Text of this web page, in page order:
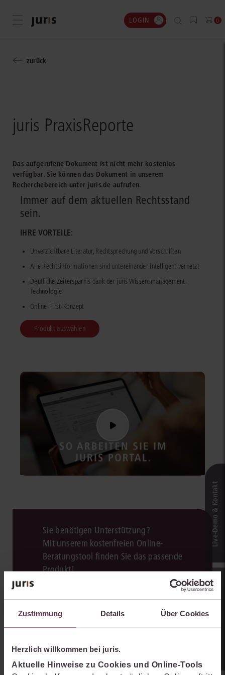
Zustimmung Details Über Cookies
Herzlich willkommen bei juris.
Aktuelle Hinweise zu Cookies und Online-Tools
Menü öffnen LOGIN 0
zurück
juris PraxisReporte
Das aufgerufene Dokument ist nicht mehr kostenlos
verfügbar. Sie können das Dokument in unserem
Recherchebereich unter juris.de aufrufen.
Immer auf dem aktuellen Rechtsstand
sein.
IHRE VORTEILE:
Unverzichtbare Literatur, Rechtsprechung und Vorschriften
Alle Rechtsinformationen sind untereinander intelligent vernetzt
Deutliche Zeitersparnis dank der juris Wissensmanagement-
Technologie
Online-First-Konzept
Produkt auswählen
Sie benötigen Unterstützung?
Mit unserem kostenfreien Online-
Beratungstool finden Sie das passende
Produkt!
Zum Beratungstool
Live‑Demo & Kontakt
Online-Produkt­berater